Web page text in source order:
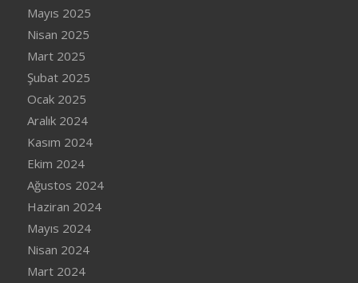
Mayıs 2025
Nisan 2025
Mart 2025
Şubat 2025
Ocak 2025
Aralık 2024
Kasım 2024
Ekim 2024
Ağustos 2024
Haziran 2024
Mayıs 2024
Nisan 2024
Mart 2024